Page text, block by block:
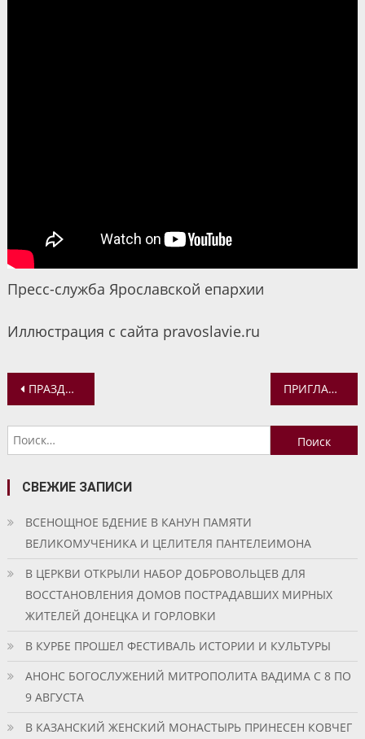
Пресс-служба Ярославской епархии
Иллюстрация с сайта pravoslavie.ru
Навигация
по
записям
ПРАЗДНИК АНГЛИЙСКОЙ ПЕСНИ В ПРАВОСЛАВНОЙ ГИМНАЗИИ ПРИГЛАШАЕМ НА СЕМИНАР «ОСОБЕННОСТИ ОРГАНИЗАЦИИ И ПРОВЕДЕНИЯ ТРЕТЬЕГО ГОРОДСКОГО ДЕТСКОГО ПАСХАЛЬНОГО ФЕСТИВАЛЯ «БЕЛАЯ ПТИЦА»
Найти:
СВЕЖИЕ ЗАПИСИ
ВСЕНОЩНОЕ БДЕНИЕ В КАНУН ПАМЯТИ
ВЕЛИКОМУЧЕНИКА И ЦЕЛИТЕЛЯ ПАНТЕЛЕИМОНА
В ЦЕРКВИ ОТКРЫЛИ НАБОР ДОБРОВОЛЬЦЕВ ДЛЯ
ВОССТАНОВЛЕНИЯ ДОМОВ ПОСТРАДАВШИХ МИРНЫХ
ЖИТЕЛЕЙ ДОНЕЦКА И ГОРЛОВКИ
В КУРБЕ ПРОШЕЛ ФЕСТИВАЛЬ ИСТОРИИ И КУЛЬТУРЫ
АНОНС БОГОСЛУЖЕНИЙ МИТРОПОЛИТА ВАДИМА С 8 ПО
9 АВГУСТА
В КАЗАНСКИЙ ЖЕНСКИЙ МОНАСТЫРЬ ПРИНЕСЕН КОВЧЕГ